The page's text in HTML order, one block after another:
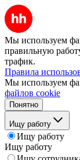
Мы используем
правильную
трафик.
Правила
Мы используем
файлов cookie
Понятно
Ищу работу
Ищу работу
Ищу работу